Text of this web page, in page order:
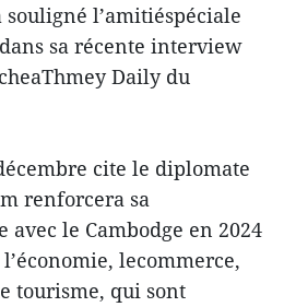
l’amitiéspéciale
sa récente interview
Daily du
cite le diplomate
renforcera sa
le Cambodge en 2024
lecommerce,
tourisme, qui sont